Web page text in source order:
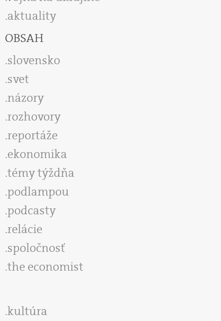
aktuality
OBSAH
slovensko
svet
názory
rozhovory
reportáže
ekonomika
témy týždňa
podlampou
podcasty
relácie
spoločnosť
the economist
kultúra